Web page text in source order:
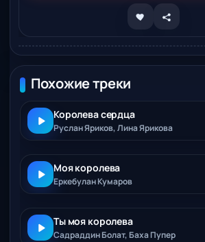
Похожие треки
Королева сердца
Руслан Яриков, Лина Ярикова
Моя королева
Еркебулан Кумаров
Ты моя королева
Садраддин Болат, Баха Пупер